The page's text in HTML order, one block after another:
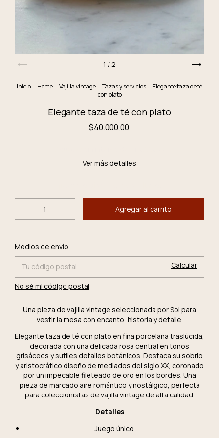
1 /2
Inicio . Home . Vajilla vintage . Tazas y servicios . Elegante taza de té
con plato
Elegante taza de té con plato
$40.000,00
Ver más detalles
Entregas para el CP:
Medios de envío
Calcular
No sé mi código postal
Una pieza de vajilla vintage seleccionada por Sol para
vestir la mesa con encanto, historia y detalle.
Elegante taza de té con plato en fina porcelana traslúcida,
decorada con una delicada rosa central en tonos
grisáceos y sutiles detalles botánicos. Destaca su sobrio
y aristocrático diseño de mediados del siglo XX, coronado
por un impecable fileteado de oro en los bordes. Una
pieza de marcado aire romántico y nostálgico, perfecta
para coleccionistas de vajilla vintage de alta calidad.
Detalles
Juego único